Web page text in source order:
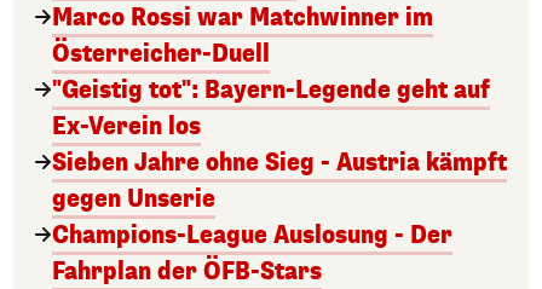
Marco Rossi war Matchwinner im
Österreicher-Duell
"Geistig tot": Bayern-Legende geht auf
Ex-Verein los
Sieben Jahre ohne Sieg - Austria kämpft
gegen Unserie
Champions-League Auslosung - Der
Fahrplan der ÖFB-Stars